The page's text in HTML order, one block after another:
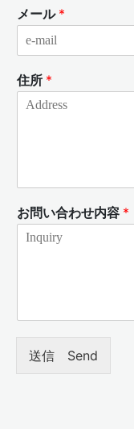
メール *
住所 *
お問い合わせ内容 *
送信 Send